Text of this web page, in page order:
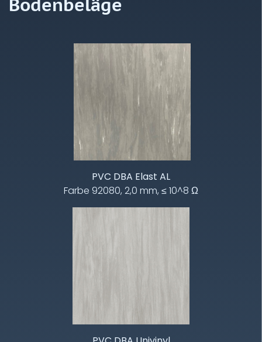
PVC DBA Elast AL
Farbe 92080, 2,0 mm, ≤ 10^8 Ω